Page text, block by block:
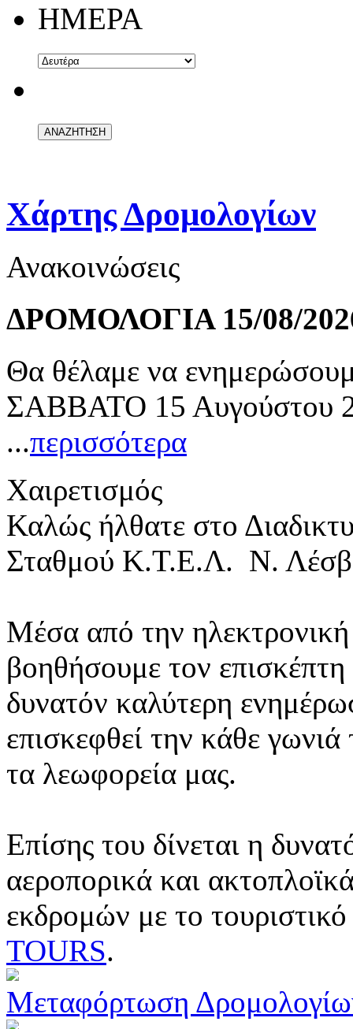
ΗΜΕΡΑ
Χάρτης Δρομολογίων
Ανακοινώσεις
ΔΡΟΜΟΛΟΓΙΑ 15/08/
Θα θέλαμε να
ΣΑΒΒΑΤΟ 15 Αυγούστου
...περισσότερα
Χαιρετισμός
Καλώς ήλθατε στο
Σταθμού Κ.Τ.Ε.Λ. Ν.
Μέσα από την ηλεκτρονική
βοηθήσουμε τον
δυνατόν καλύτερη
επισκεφθεί την κάθε
τα λεωφορεία μας.
Επίσης του δίνεται η
αεροπορικά και
εκδρομών με το
TOURS.
Μεταφόρτωση